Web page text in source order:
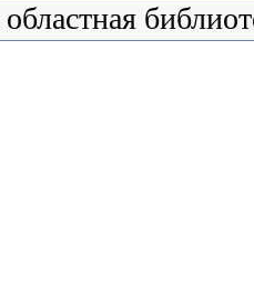
областная